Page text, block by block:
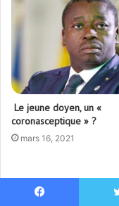
Le jeune doyen, un «
coronasceptique » ?
mars 16, 2021